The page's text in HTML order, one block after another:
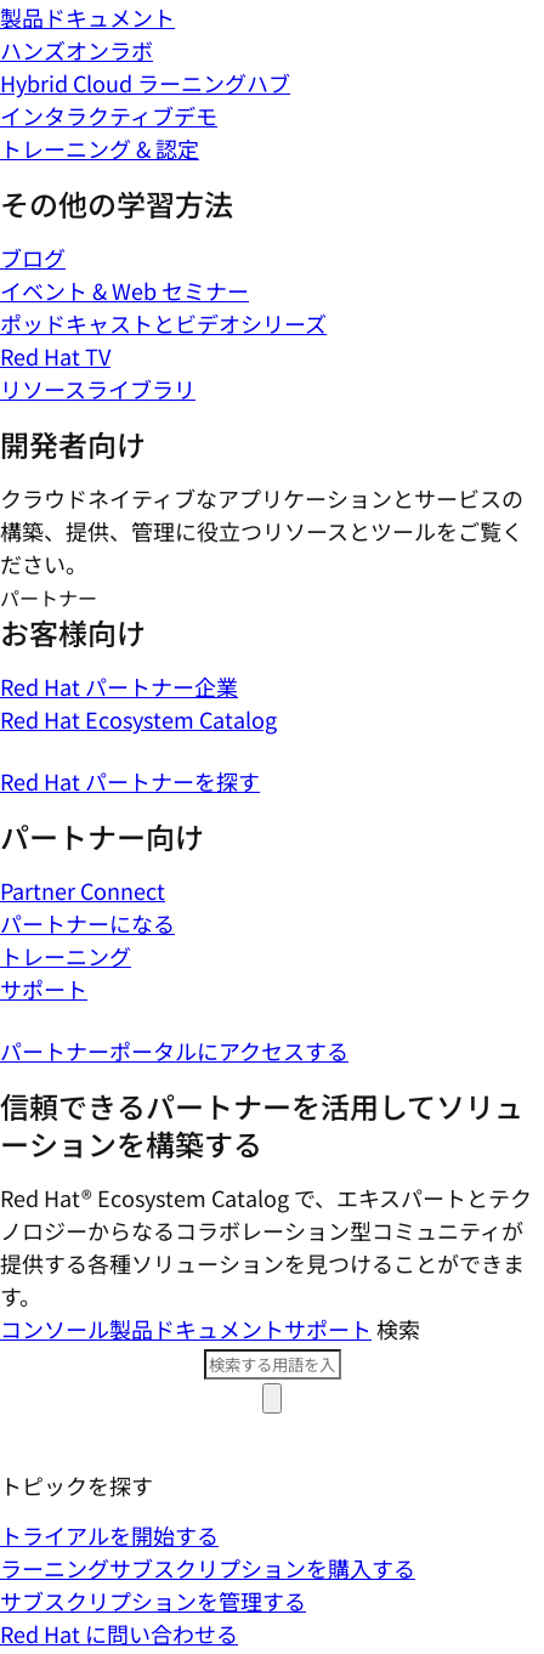
製品ドキュメント
ハンズオンラボ
Hybrid Cloud ラーニングハブ
インタラクティブデモ
トレーニング & 認定
その他の学習方法
ブログ
イベント & Web セミナー
ポッドキャストとビデオシリーズ
Red Hat TV
リソースライブラリ
開発者向け
クラウドネイティブなアプリケーションとサービスの
構築、提供、管理に役立つリソースとツールをご覧く
ださい。
パートナー
お客様向け
Red Hat パートナー企業
Red Hat Ecosystem Catalog
Red Hat パートナーを探す
パートナー向け
Partner Connect
パートナーになる
トレーニング
サポート
パートナーポータルにアクセスする
信頼できるパートナーを活用してソリュ
ーションを構築する
Red Hat® Ecosystem Catalog で、エキスパートとテク
ノロジーからなるコラボレーション型コミ​ュニティが
提供する各種ソリューションを見つけることができま
す。
コンソール製品ドキュメントサポート 検索
トピックを探す
トライアルを開始する
ラーニングサブスクリプションを購入する
サブスクリプションを管理する
Red Hat に問い合わせる